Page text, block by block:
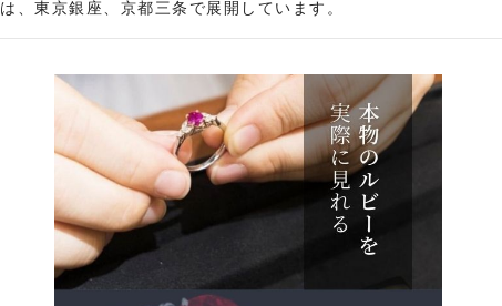
は、東京銀座、京都三条で展開しています。